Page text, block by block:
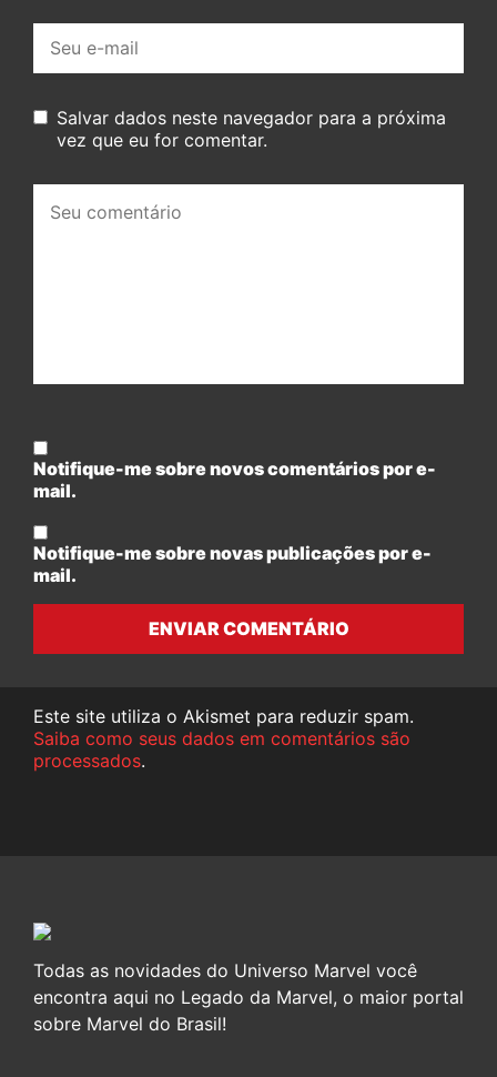
mail:
Salvar dados neste navegador para a próxima
vez que eu for comentar.
comentário:
Notifique-me sobre novos comentários por e-
mail.
Notifique-me sobre novas publicações por e-
mail.
ENVIAR COMENTÁRIO
Este site utiliza o Akismet para reduzir spam.
Saiba como seus dados em comentários são
processados.
Todas as novidades do Universo Marvel você
encontra aqui no Legado da Marvel, o maior portal
sobre Marvel do Brasil!